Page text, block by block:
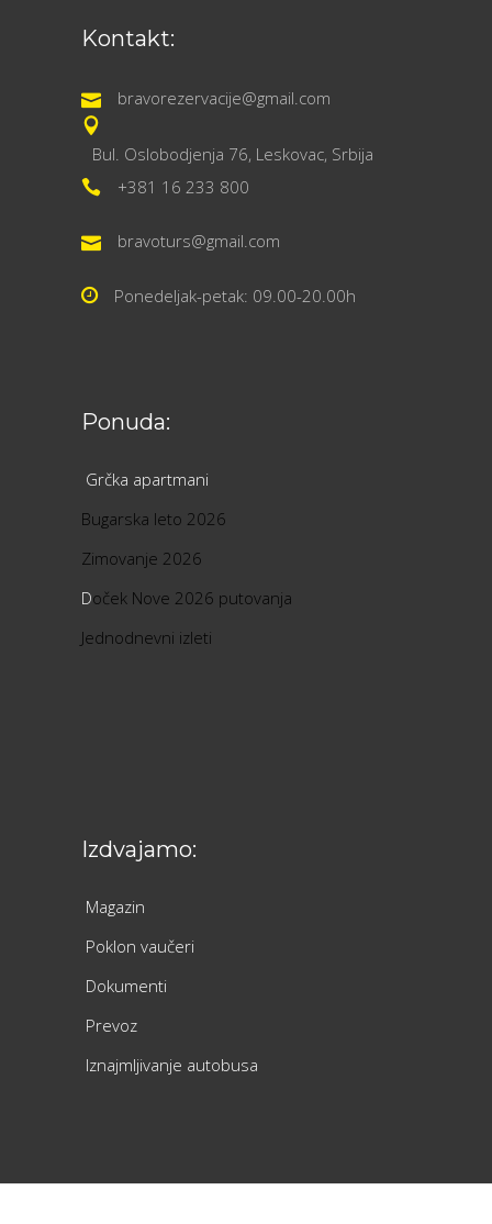
Kontakt:
bravorezervacije@gmail.com
Bul. Oslobodjenja 76, Leskovac, Srbija
+381 16 233 800
bravoturs@gmail.com
Ponedeljak-petak: 09.00-20.00h
Ponuda:
Grčka apartmani
Bugarska leto 2026
Zimovanje 2026
Doček Nove 2026 putovanja
Jednodnevni izleti
Izdvajamo:
Magazin
Poklon vaučeri
Dokumenti
Prevoz
Iznajmljivanje autobusa